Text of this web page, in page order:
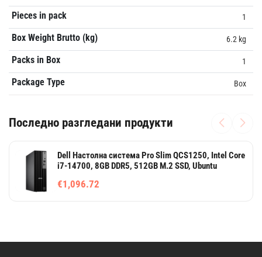
Pieces in pack 1
Box Weight Brutto (kg) 6.2 kg
Packs in Box 1
Package Type Box
Последно разгледани продукти
Dell Настолна система Pro Slim QCS1250, Intel Core
i7-14700, 8GB DDR5, 512GB M.2 SSD, Ubuntu
€1,096.72